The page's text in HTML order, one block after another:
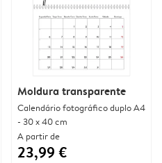
Moldura transparente
Calendário fotográfico duplo A4
- 30 x 40 cm
A partir de
23,99 €